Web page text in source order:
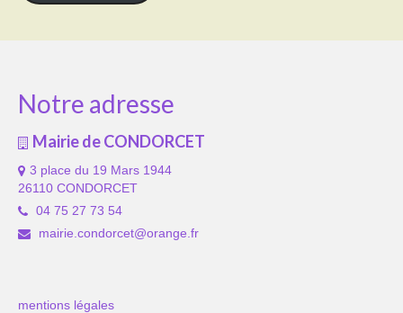
Notre adresse
Mairie de CONDORCET
3 place du 19 Mars 1944
26110 CONDORCET
04 75 27 73 54
mairie.condorcet@orange.fr
mentions légales